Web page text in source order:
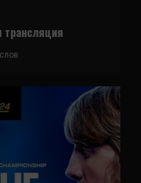
трансляция